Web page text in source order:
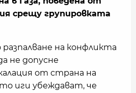
срещу групировката
разпалване на конфликта
не допусне
от страна на
иги убеждават, че